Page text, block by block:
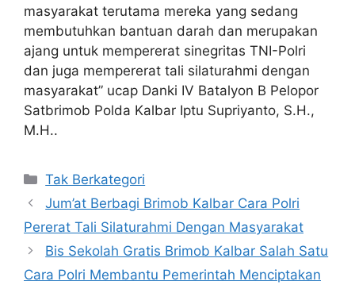
masyarakat terutama mereka yang sedang
membutuhkan bantuan darah dan merupakan
ajang untuk mempererat sinegritas TNI-Polri
dan juga mempererat tali silaturahmi dengan
masyarakat” ucap Danki IV Batalyon B Pelopor
Satbrimob Polda Kalbar Iptu Supriyanto, S.H.,
M.H..
Kategori
Tak Berkategori
Jum’at Berbagi Brimob Kalbar Cara Polri
Pererat Tali Silaturahmi Dengan Masyarakat
Bis Sekolah Gratis Brimob Kalbar Salah Satu
Cara Polri Membantu Pemerintah Menciptakan